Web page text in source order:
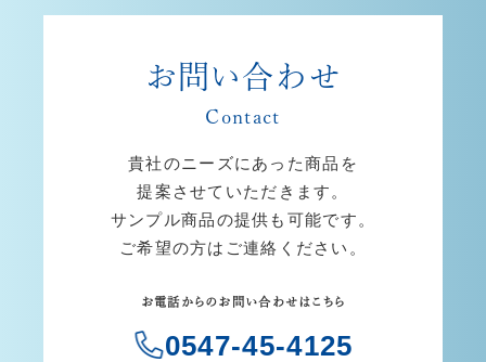
お問い合わせ
Contact
貴社のニーズにあった商品を
提案させていただきます。
サンプル商品の提供も可能です。
ご希望の方はご連絡ください。
お電話からのお問い合わせはこちら
0547-45-4125